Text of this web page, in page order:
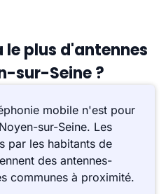
le plus d'antennes
sur-Seine ?
mobile n'est pour
sur-Seine. Les
par les habitants de
des antennes-
communes à proximité.